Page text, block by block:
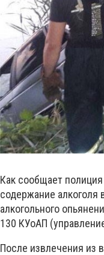
Как сообщает
содержание алкоголя
алкогольного
130 КУоАП
После извлечения из